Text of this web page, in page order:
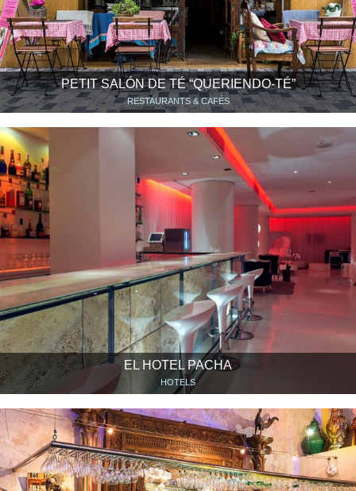
PETIT SALÓN DE TÉ “QUERIENDO-TÉ”
RESTAURANTS & CAFÉS
EL HOTEL PACHA
HOTELS